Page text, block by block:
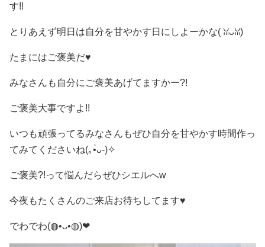
す!!
とりあえず明日は自分を甘やかす日にしよーかな(⁠ ⁠ꈍ⁠ᴗ⁠ꈍ⁠)
たまにはご褒美だ♥
みなさんも自分にご褒美あげてますかー?!
ご褒美大事ですよ!!
いつも頑張ってるみなさんもぜひ自分を甘やかす時間作っ
てみてくださいね(⁠｡⁠•̀⁠ᴗ⁠-⁠)⁠✧
ご褒美?!って悩んだらぜひシエルへw
今夜もたくさんのご来店お待ちしてます♥
でわでわ(⁠◍⁠•⁠ᴗ⁠•⁠◍⁠)⁠❤